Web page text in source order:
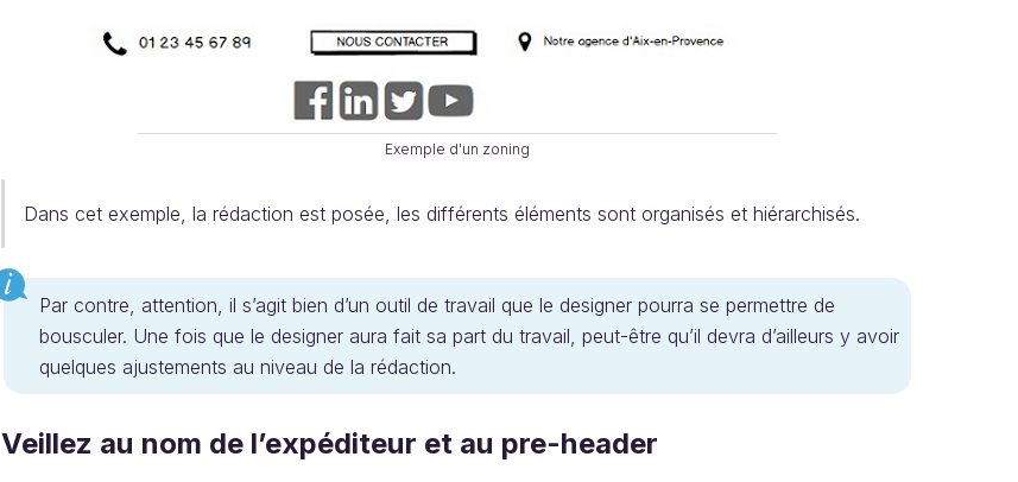
Exemple d'un zoning
Dans cet exemple, la rédaction est posée, les différents éléments sont organisés et hiérarchisés.
Par contre, attention, il s’agit bien d’un outil de travail que le designer pourra se permettre de
bousculer. Une fois que le designer aura fait sa part du travail, peut-être qu’il devra d’ailleurs y avoir
quelques ajustements au niveau de la rédaction.
Veillez au nom de l’expéditeur et au pre-header